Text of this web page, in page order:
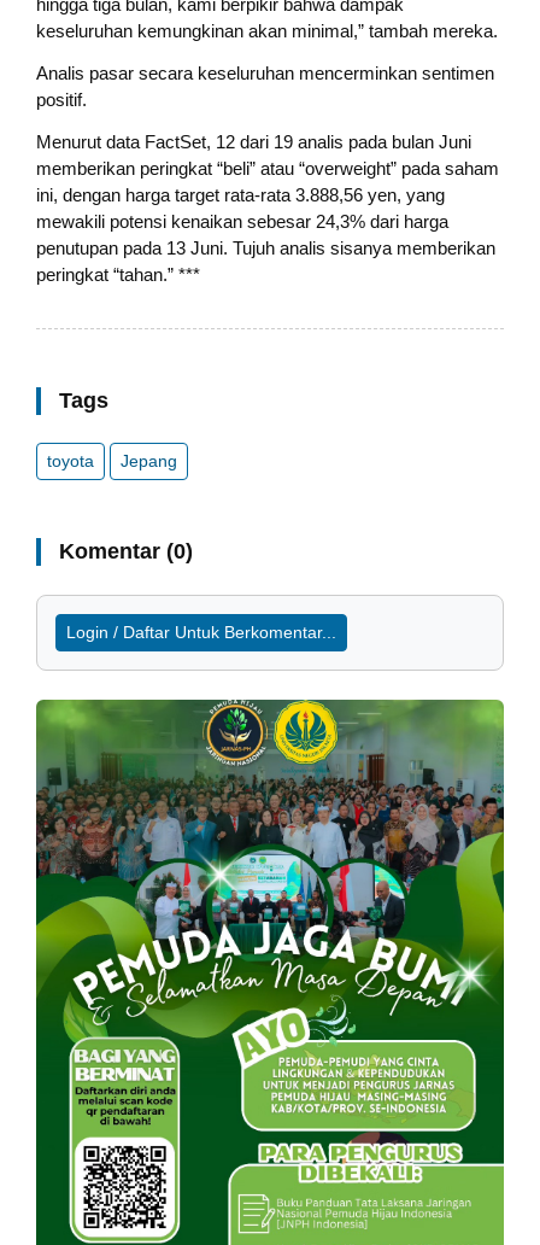
hingga tiga bulan, kami berpikir bahwa dampak
keseluruhan kemungkinan akan minimal,” tambah mereka.
Analis pasar secara keseluruhan mencerminkan sentimen
positif.
Menurut data FactSet, 12 dari 19 analis pada bulan Juni
memberikan peringkat “beli” atau “overweight” pada saham
ini, dengan harga target rata-rata 3.888,56 yen, yang
mewakili potensi kenaikan sebesar 24,3% dari harga
penutupan pada 13 Juni. Tujuh analis sisanya memberikan
peringkat “tahan.” ***
Tags
toyota Jepang
Komentar (0)
Login / Daftar Untuk Berkomentar...